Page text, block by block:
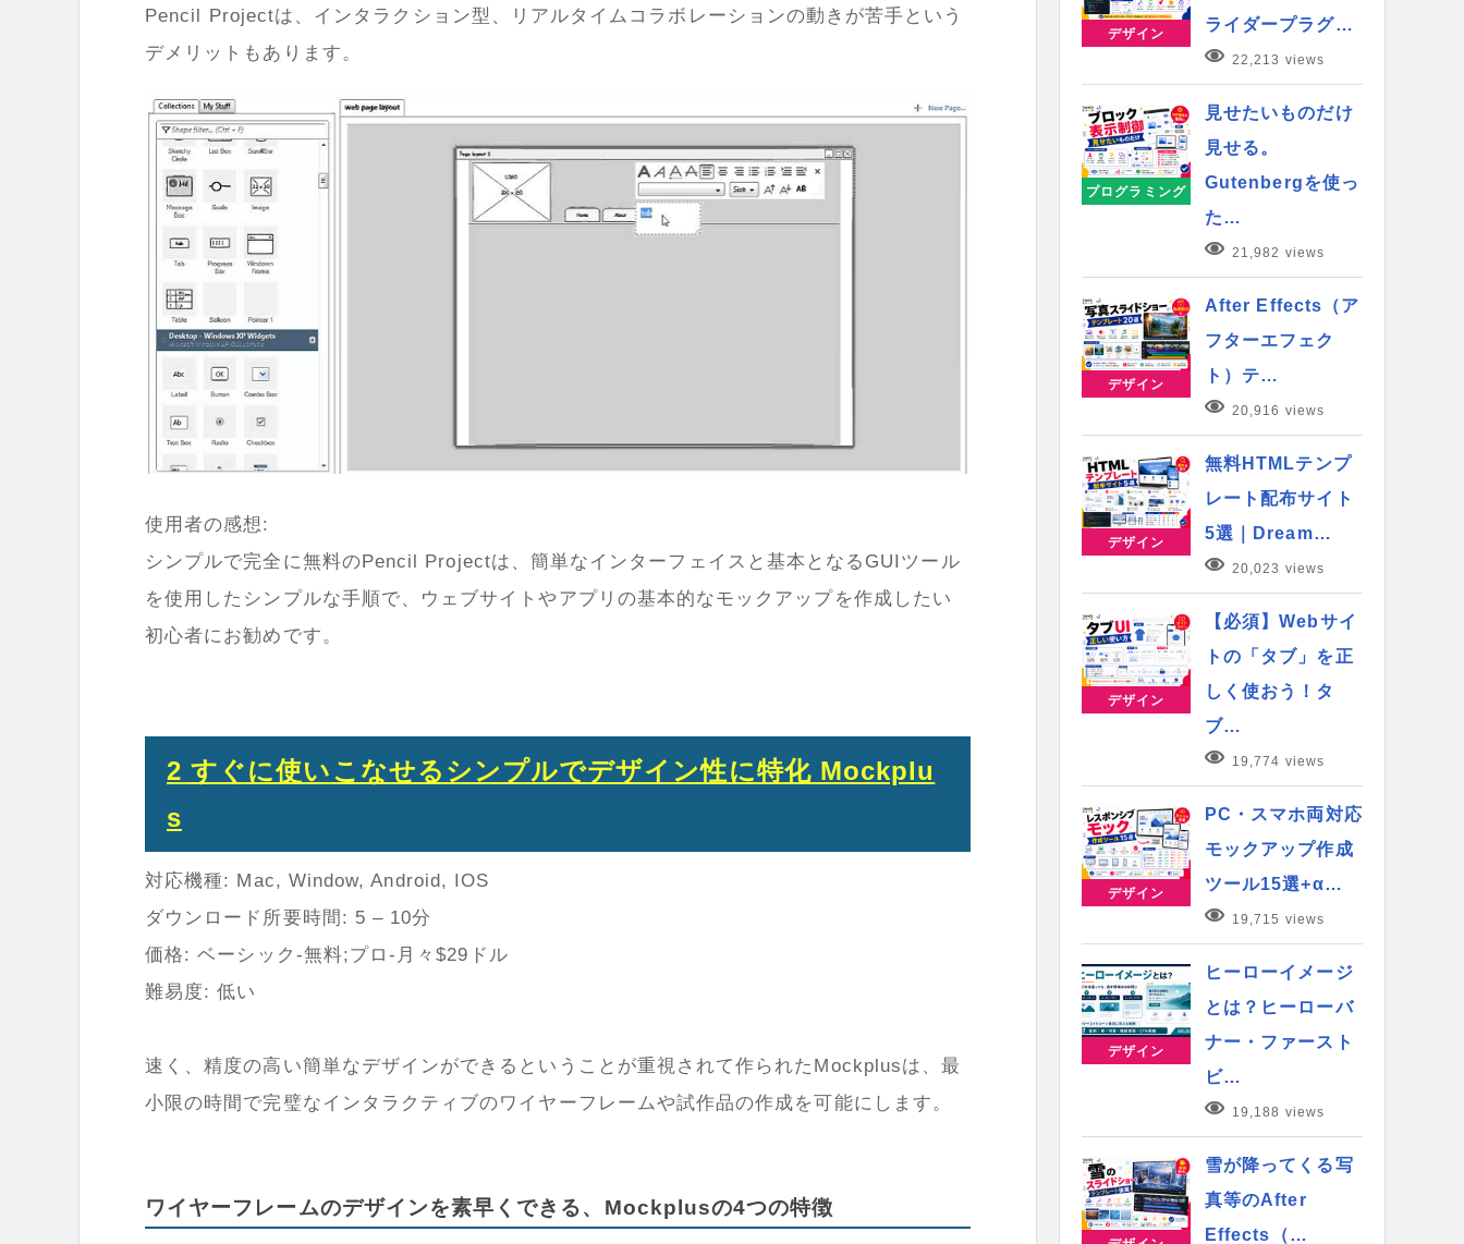
Pencil Projectは、インタラクション型、リアルタイムコラボレーションの動きが苦手という
デメリットもあります。
使用者の感想:
シンプルで完全に無料のPencil Projectは、簡単なインターフェイスと基本となるGUIツール
を使用したシンプルな手順で、ウェブサイトやアプリの基本的なモックアップを作成したい
初心者にお勧めです。
2 すぐに使いこなせるシンプルでデザイン性に特化 Mockplu
s
対応機種: Mac, Window, Android, IOS
ダウンロード所要時間: 5 – 10分
価格: ベーシック-無料;プロ-月々$29ドル
難易度: 低い
速く、精度の高い簡単なデザインができるということが重視されて作られたMockplusは、最
小限の時間で完璧なインタラクティブのワイヤーフレームや試作品の作成を可能にします。
ワイヤーフレームのデザインを素早くできる、Mockplusの4つの特徴
デザイン
ライダープラグ…
22,213 views
プログラミング
見せたいものだけ
見せる。
Gutenbergを使っ
た…
21,982 views
デザイン
After Effects（ア
フターエフェク
ト）テ…
20,916 views
デザイン
無料HTMLテンプ
レート配布サイト
5選｜Dream…
20,023 views
デザイン
【必須】Webサイ
トの「タブ」を正
しく使おう！タ
ブ…
19,774 views
デザイン
PC・スマホ両対応
モックアップ作成
ツール15選+α…
19,715 views
デザイン
ヒーローイメージ
とは？ヒーローバ
ナー・ファースト
ビ…
19,188 views
雪が降ってくる写
真等のAfter
Effects（…